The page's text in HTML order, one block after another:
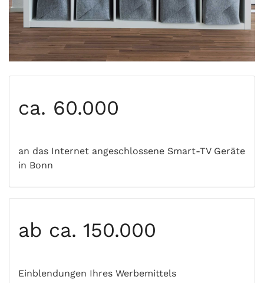
ca. 60.000
an das Internet angeschlossene Smart-TV Geräte
in Bonn
ab ca. 150.000
Einblendungen Ihres Werbemittels